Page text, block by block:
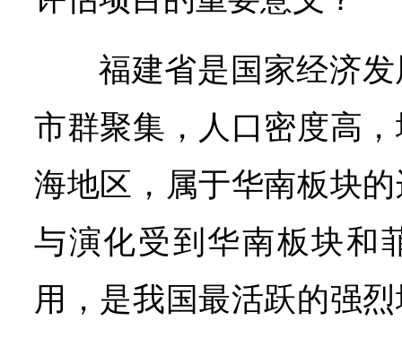
福建省是国家经济
市群聚集，人口密度高
海地区，属于华南板块
与演化受到华南板块和
用，是我国最活跃的强